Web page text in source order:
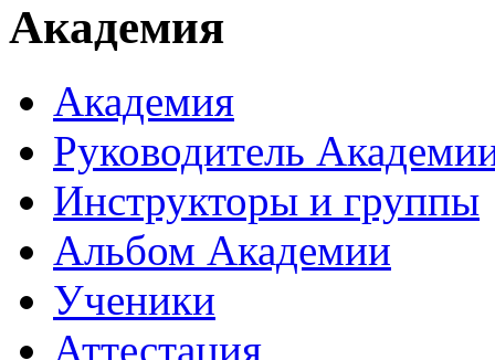
Академия
Академия
Руководитель
Инструкторы и группы
Альбом Академии
Ученики
Аттестация